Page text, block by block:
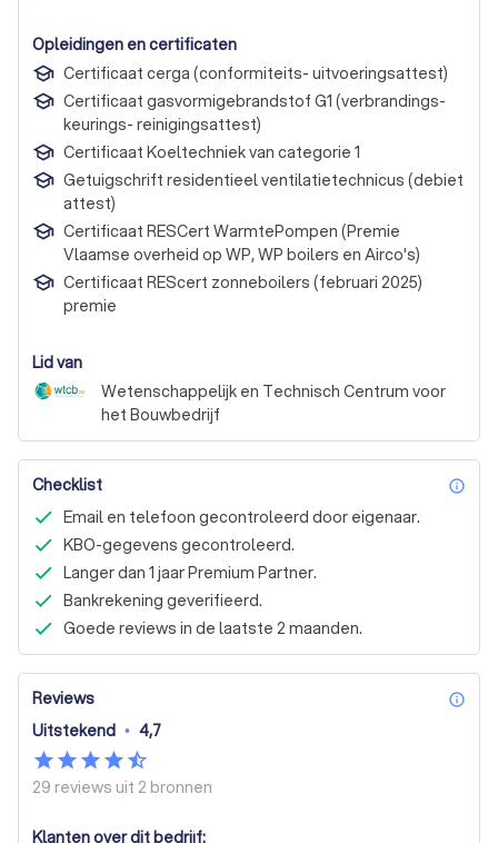
Opleidingen en certificaten
Certificaat cerga (conformiteits- uitvoeringsattest)
Certificaat gasvormigebrandstof G1 (verbrandings-
keurings- reinigingsattest)
Certificaat Koeltechniek van categorie 1
Getuigschrift residentieel ventilatietechnicus (debiet
attest)
Certificaat RESCert WarmtePompen (Premie
Vlaamse overheid op WP, WP boilers en Airco's)
Certificaat REScert zonneboilers (februari 2025)
premie
Lid van
Wetenschappelijk en Technisch Centrum voor
het Bouwbedrijf
Checklist
Email en telefoon gecontroleerd door eigenaar.
KBO-gegevens gecontroleerd.
Langer dan 1 jaar Premium Partner.
Bankrekening geverifieerd.
Goede reviews in de laatste 2 maanden.
Reviews
Uitstekend • 4,7
29 reviews uit 2 bronnen
Klanten over dit bedrijf: